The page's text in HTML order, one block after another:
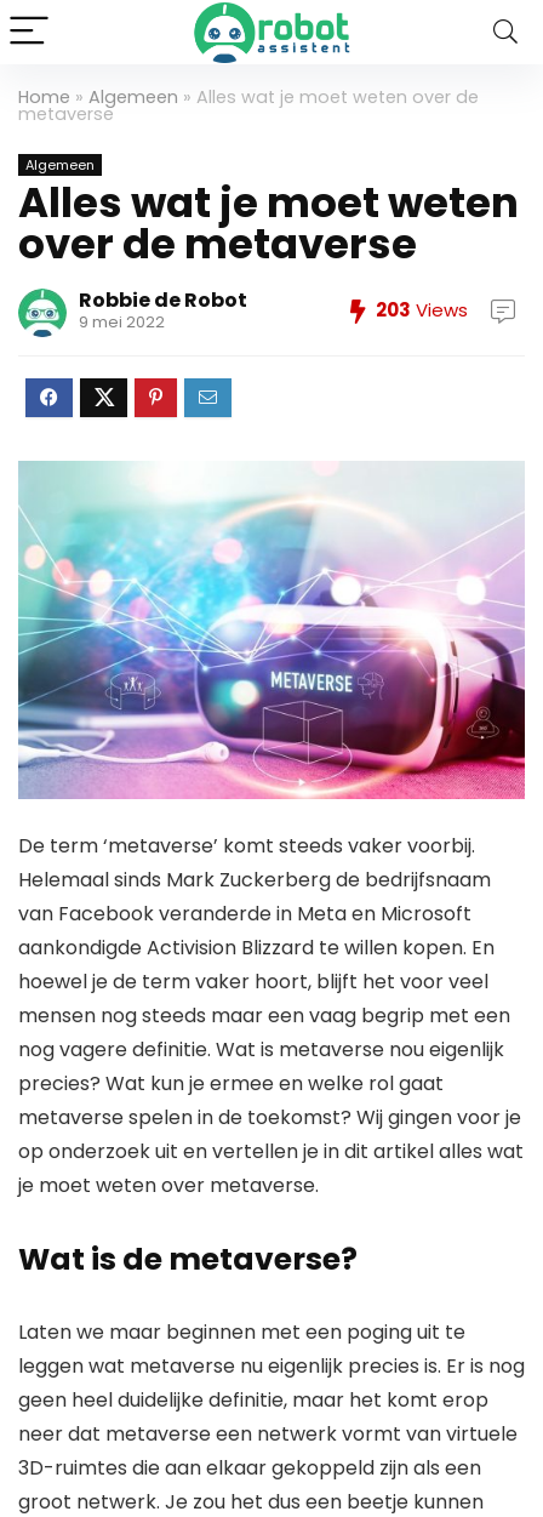
Home » Algemeen » Alles wat je moet weten over de
metaverse
Algemeen
Alles wat je moet weten
over de metaverse
Robbie de Robot
9 mei 2022 203 Views
De term ‘metaverse’ komt steeds vaker voorbij.
Helemaal sinds Mark Zuckerberg de bedrijfsnaam
van Facebook veranderde in Meta en Microsoft
aankondigde Activision Blizzard te willen kopen. En
hoewel je de term vaker hoort, blijft het voor veel
mensen nog steeds maar een vaag begrip met een
nog vagere definitie. Wat is metaverse nou eigenlijk
precies? Wat kun je ermee en welke rol gaat
metaverse spelen in de toekomst? Wij gingen voor je
op onderzoek uit en vertellen je in dit artikel alles wat
je moet weten over metaverse.
Wat is de metaverse?
Laten we maar beginnen met een poging uit te
leggen wat metaverse nu eigenlijk precies is. Er is nog
geen heel duidelijke definitie, maar het komt erop
neer dat metaverse een netwerk vormt van virtuele
3D-ruimtes die aan elkaar gekoppeld zijn als een
groot netwerk. Je zou het dus een beetje kunnen